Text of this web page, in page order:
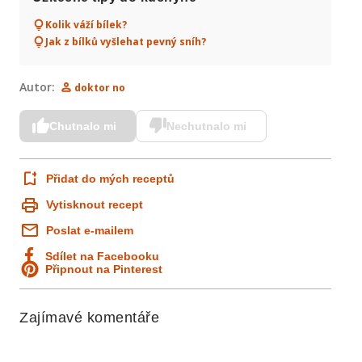
Kolik váží bílek?
Jak z bílků vyšlehat pevný sníh?
Autor: doktor no
Chutnalo mi Nechutnalo mi
Přidat do mých receptů
Vytisknout recept
Poslat e-mailem
Sdílet na Facebooku
Připnout na Pinterest
Zajímavé komentáře